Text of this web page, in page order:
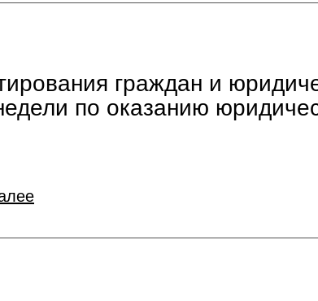
граждан и
по оказанию